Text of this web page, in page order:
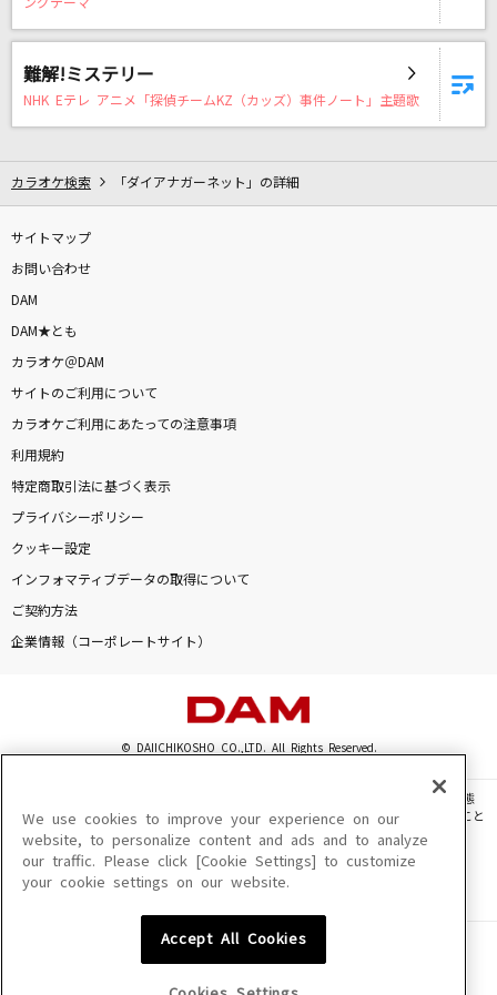
[プロオケ]アメリカ橋
山川豊
CARNIVAL NIGHT part 2
[生音]Fighter
KANA-BOON
アオくてハルい。
Feel So Alive
三代目 J SOUL BROTHERS from EXILE TRIBE
ひと足お先に
中村倫也
LOSER
もっと見る
カラオケ最新情報をチェック！
ングテーマ
難解!ミステリー
NHK Eテレ アニメ「探偵チームKZ（カッズ）事件ノート」主題歌
カラオケ検索 「ダイアナガーネット」の詳細
サイトマップ
お問い合わせ
DAM
DAM★とも
カラオケ＠DAM
サイトのご利用について
カラオケご利用にあたっての注意事項
利用規約
特定商取引法に基づく表示
プライバシーポリシー
クッキー設定
インフォマティブデータの取得について
ご契約方法
企業情報（コーポレートサイト）
© DAIICHIKOSHO CO.,LTD. All Rights Reserved.
このサイトに掲載されている一切の文章・画像・写真・動画・音声等を、手段や形態
を問わず、著作権法の定める範囲を超えて無断で複製、転載、ファイル化などすること
を禁じます。
楽曲及びコンテンツは、機種によりご利用いただけない場合があります。
楽曲及びコンテンツの配信日、配信内容が変更になる場合があります。
We use cookies to improve your experience on our
website, to personalize content and ads and to analyze
our traffic. Please click [Cookie Settings] to customize
your cookie settings on our website.
Accept All Cookies